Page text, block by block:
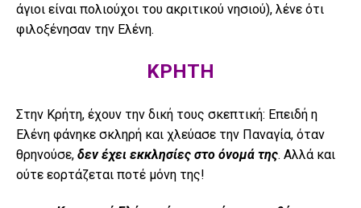
άγιοι είναι πολιούχοι του ακριτικού νησιού), λένε ότι
φιλοξένησαν την Ελένη.
ΚΡΗΤΗ
Στην Κρήτη, έχουν την δική τους σκεπτική: Επειδή η
Ελένη φάνηκε σκληρή και χλεύασε την Παναγία, όταν
θρηνούσε, δεν έχει εκκλησίες στο όνομά της. Αλλά και
ούτε εορτάζεται ποτέ μόνη της!